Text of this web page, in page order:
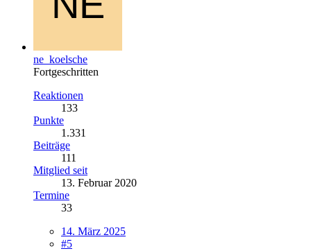
ne_koelsche
Fortgeschritten
Reaktionen
133
Punkte
1.331
Beiträge
111
Mitglied seit
13. Februar 2020
Termine
33
14. März 2025
#5